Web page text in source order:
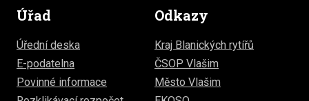
Úřad
Úřední deska
E-podatelna
Povinné informace
Odkazy
Kraj Blanických rytířů
ČSOP Vlašim
Město Vlašim